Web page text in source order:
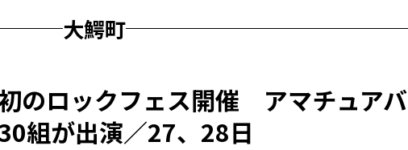
大鰐町
のロックフェス開催 アマチュアバ
組が出演／27、28日